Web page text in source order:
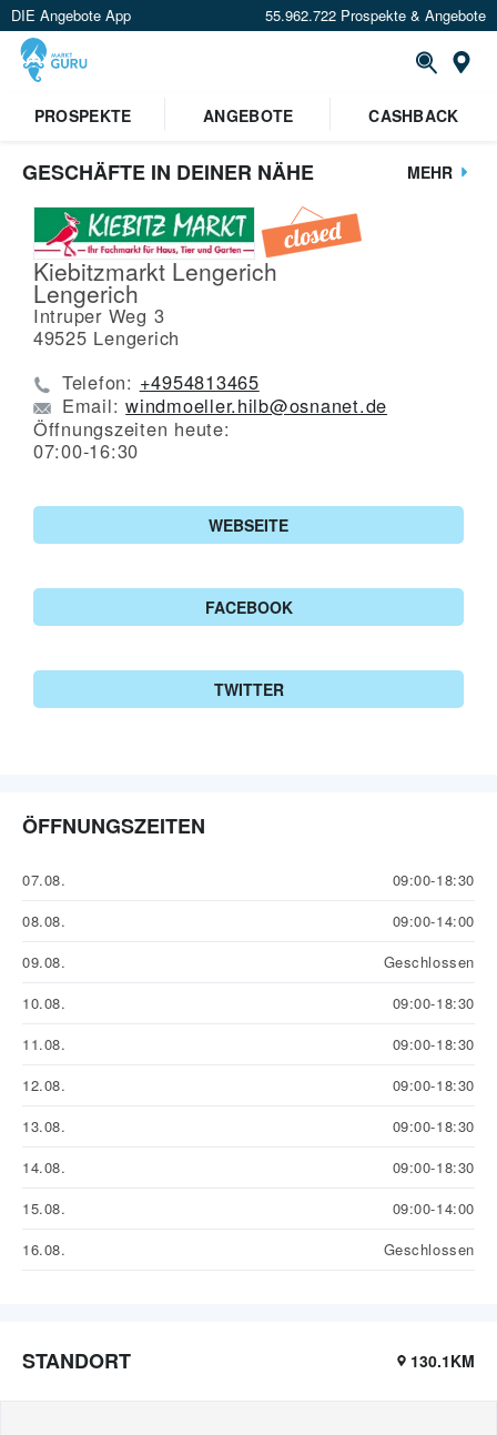
DIE Angebote App 55.962.722 Prospekte & Angebote
PROSPEKTE
ANGEBOTE CASHBACK
GESCHÄFTE IN DEINER NÄHE MEHR
Kiebitzmarkt Lengerich
Lengerich
Intruper Weg 3
49525 Lengerich
Telefon: +4954813465
Email:windmoeller.hilb@osnanet.de
Öffnungszeiten heute:
07:00-16:30
WEBSEITE
FACEBOOK
TWITTER
ÖFFNUNGSZEITEN
07.08.
09:00-18:30
08.08.
09:00-14:00
09.08.
Geschlossen
10.08.
09:00-18:30
11.08.
09:00-18:30
12.08.
09:00-18:30
13.08.
09:00-18:30
14.08.
09:00-18:30
15.08.
09:00-14:00
16.08.
Geschlossen
STANDORT 130.1KM